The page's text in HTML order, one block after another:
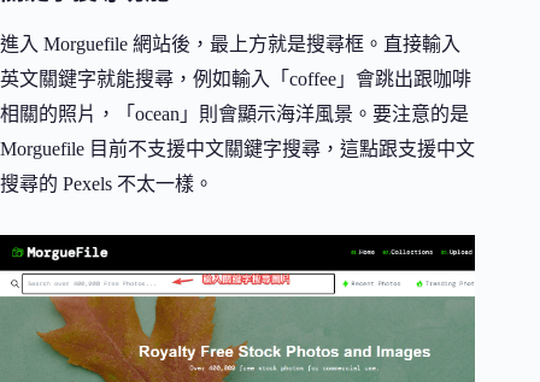
進入 Morguefile 網站後，最上方就是搜尋框。直接輸入
英文關鍵字就能搜尋，例如輸入「coffee」會跳出跟咖啡
相關的照片，「ocean」則會顯示海洋風景。要注意的是
Morguefile 目前不支援中文關鍵字搜尋，這點跟支援中文
搜尋的 Pexels 不太一樣。